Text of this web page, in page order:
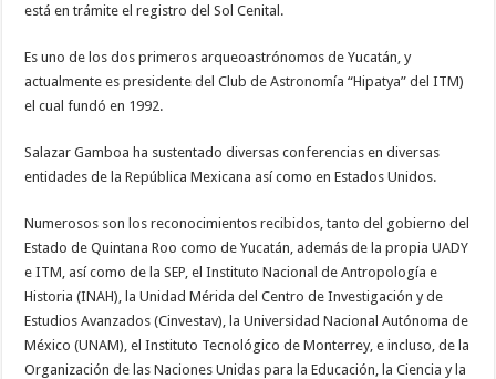
está en trámite el registro del Sol Cenital.
Es uno de los dos primeros arqueoastrónomos de Yucatán, y
actualmente es presidente del Club de Astronomía “Hipatya” del ITM)
el cual fundó en 1992.
Salazar Gamboa ha sustentado diversas conferencias en diversas
entidades de la República Mexicana así como en Estados Unidos.
Numerosos son los reconocimientos recibidos, tanto del gobierno del
Estado de Quintana Roo como de Yucatán, además de la propia UADY
e ITM, así como de la SEP, el Instituto Nacional de Antropología e
Historia (INAH), la Unidad Mérida del Centro de Investigación y de
Estudios Avanzados (Cinvestav), la Universidad Nacional Autónoma de
México (UNAM), el Instituto Tecnológico de Monterrey, e incluso, de la
Organización de las Naciones Unidas para la Educación, la Ciencia y la